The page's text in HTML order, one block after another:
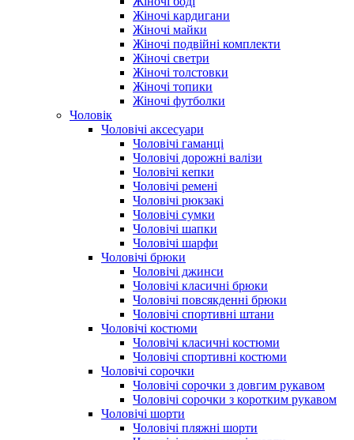
Жіночі кардигани
Жіночі майки
Жіночі подвійні комплекти
Жіночі светри
Жіночі толстовки
Жіночі топики
Жіночі футболки
Чоловік
Чоловічі аксесуари
Чоловічі гаманці
Чоловічі дорожні валізи
Чоловічі кепки
Чоловічі ремені
Чоловічі рюкзакі
Чоловічі сумки
Чоловічі шапки
Чоловічі шарфи
Чоловічі брюки
Чоловічі джинси
Чоловічі класичні брюки
Чоловічі повсякденні брюки
Чоловічі спортивні штани
Чоловічі костюми
Чоловічі класичні костюми
Чоловічі спортивні костюми
Чоловічі сорочки
Чоловічі сорочки з довгим рукавом
Чоловічі сорочки з коротким рукавом
Чоловічі шорти
Чоловічі пляжні шорти